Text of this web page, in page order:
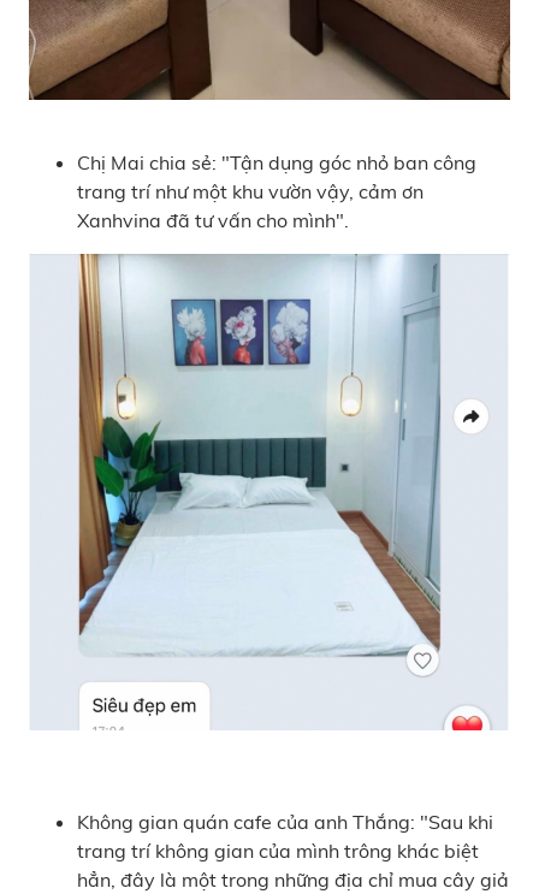
Chị Mai chia sẻ: "Tận dụng góc nhỏ ban công
trang trí như một khu vườn vậy, cảm ơn
Xanhvina đã tư vấn cho mình".
Không gian quán cafe của anh Thắng: "Sau khi
trang trí không gian của mình trông khác biệt
hẳn, đây là một trong những địa chỉ mua cây giả